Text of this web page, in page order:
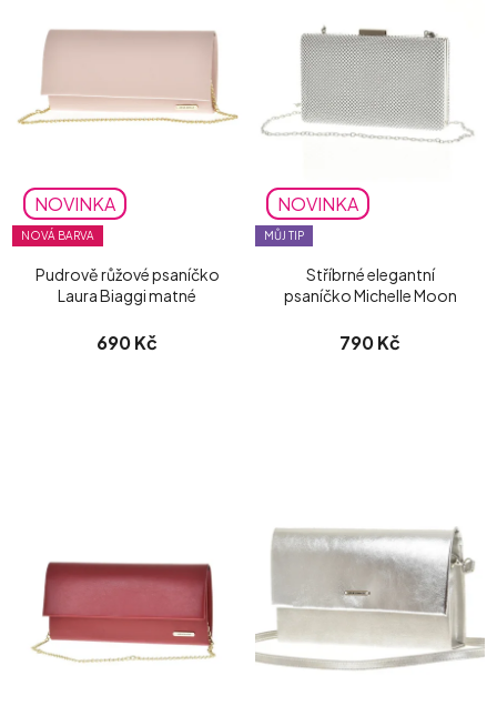
NOVINKA
NOVÁ BARVA
Pudrově růžové psaníčko
Laura Biaggi matné
690 Kč
NOVINKA
MŮJ TIP
Stříbrné elegantní
psaníčko Michelle Moon
790 Kč